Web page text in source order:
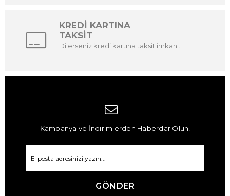
KREDİ KARTINA
TAKSİT
Dilerseniz kredi kartına taksit imkanı.
Kampanya ve İndirimlerden Haberdar Olun!
GÖNDER